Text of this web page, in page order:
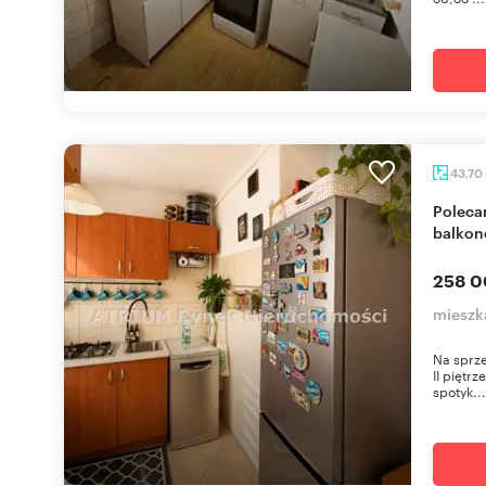
43,70
Polecam 3-pokojowe mieszkanie 43,7 m² z
258
Na
II
spotyk...